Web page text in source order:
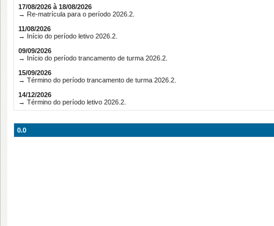
17/08/2026 à 18/08/2026
→ Re-matrícula para o período 2026.2.
11/08/2026
→ Início do período letivo 2026.2.
09/09/2026
→ Início do período trancamento de turma 2026.2.
15/09/2026
→ Término do período trancamento de turma 2026.2.
14/12/2026
→ Término do período letivo 2026.2.
0.0